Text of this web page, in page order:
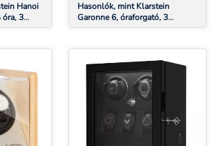
Hanoi
óra, 3
bambusz
Hasonlók, mint Klarstein
Garonne 6, óraforgató, 3
forgótányér, 6 óra részére, 3